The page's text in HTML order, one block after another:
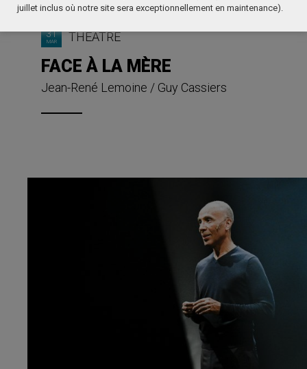
31
MAR THÉÂTRE
FACE À LA MÈRE
Jean-René Lemoine / Guy Cassiers
juillet inclus où notre site sera exceptionnellement en maintenance).